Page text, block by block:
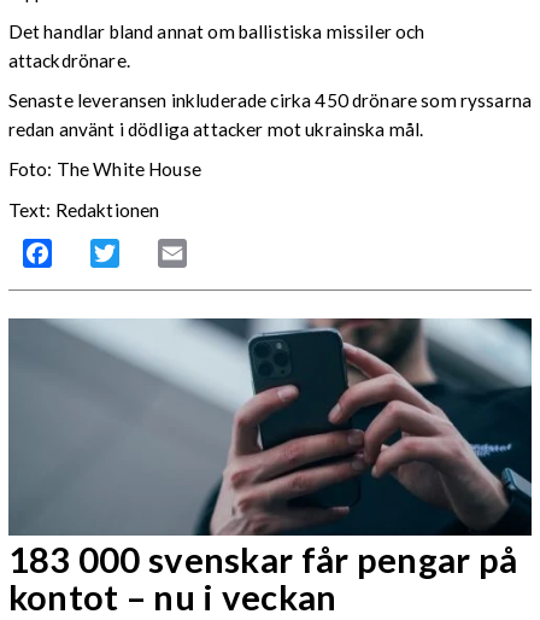
Det handlar bland annat om ballistiska missiler och
attackdrönare.
Senaste leveransen inkluderade cirka 450 drönare som ryssarna
redan använt i dödliga attacker mot ukrainska mål.
Foto: The White House
Text: Redaktionen
Facebook Twitter
183 000 svenskar får pengar på
kontot – nu i veckan